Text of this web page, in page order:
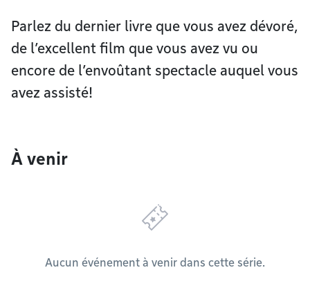
Parlez du dernier livre que vous avez dévoré,
de l’excellent film que vous avez vu ou
encore de l’envoûtant spectacle auquel vous
avez assisté!
À venir
Aucun événement à venir dans cette série.